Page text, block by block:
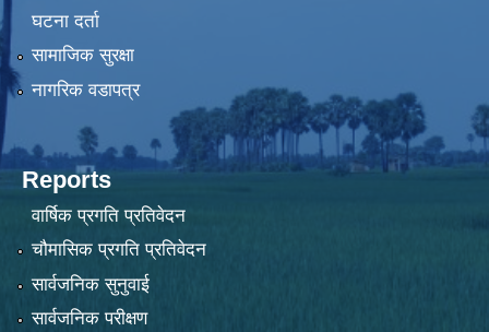
घटना दर्ता
सामाजिक सुरक्षा
नागरिक वडापत्र
Reports
वार्षिक प्रगति प्रतिवेदन
चौमासिक प्रगति प्रतिवेदन
सार्वजनिक सुनुवाई
सार्वजनिक परीक्षण